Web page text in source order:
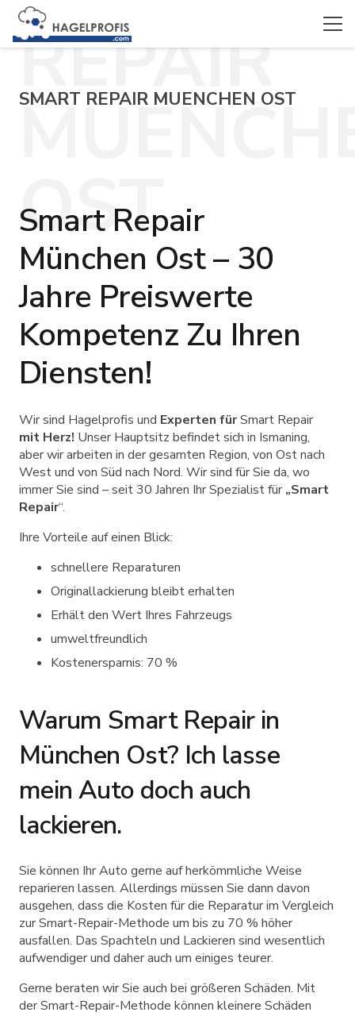
SMART REPAIR MUENCHEN OST
REPAIR
OST
Smart Repair
München Ost – 30
Jahre Preiswerte
Kompetenz Zu Ihren
Diensten!
Wir sind Hagelprofis und Experten fürSmart Repair
mit Herz! Unser Hauptsitz befindet sich in Ismaning,
aber wir arbeiten in der gesamten Region, von Ost nach
West und von Süd nach Nord. Wir sind für Sie da, wo
immer Sie sind – seit 30 Jahren Ihr Spezialist für „Smart
Repair“.
Ihre Vorteile auf einen Blick:
schnellere Reparaturen
Originallackierung bleibt erhalten
Erhält den Wert Ihres Fahrzeugs
umweltfreundlich
Kostenersparnis: 70 %
Warum Smart Repair in
München Ost? Ich lasse
mein Auto doch auch
lackieren.
Sie können Ihr Auto gerne auf herkömmliche Weise
reparieren lassen. Allerdings müssen Sie dann davon
ausgehen, dass die Kosten für die Reparatur im Vergleich
zur Smart-Repair-Methode um bis zu 70 % höher
ausfallen. Das Spachteln und Lackieren sind wesentlich
aufwendiger und daher auch um einiges teurer.
Gerne beraten wir Sie auch bei größeren Schäden. Mit
der Smart-Repair-Methode können kleinere Schäden